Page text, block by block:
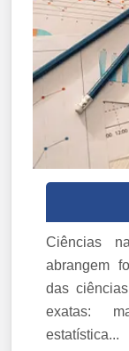
Ciências
abrangem
das
exatas:
estatística...